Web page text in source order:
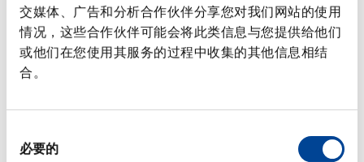
交媒体、广告和分析合作伙伴分享您对我们网站的使用
情况，这些合作伙伴可能会将此类信息与您提供给他们
或他们在您使用其服务的过程中收集的其他信息相结
合。
必要的
常見問題